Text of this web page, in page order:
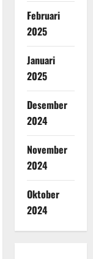
Februari
2025
Januari
2025
Desember
2024
November
2024
Oktober
2024